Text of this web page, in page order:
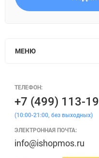
МЕНЮ
ТЕЛЕФОН:
+7 (499) 113-
(10:00-21:00, без выходных)
ЭЛЕКТРОННАЯ ПОЧТА:
info@ishopmos.ru